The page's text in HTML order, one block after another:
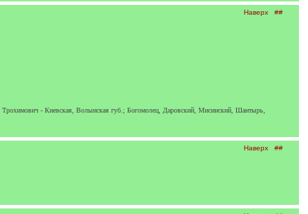
Наверх ##
- Киевская, Волынская губ.; Богомолец, Даровский, Мисинский, Шантырь,
Наверх ##